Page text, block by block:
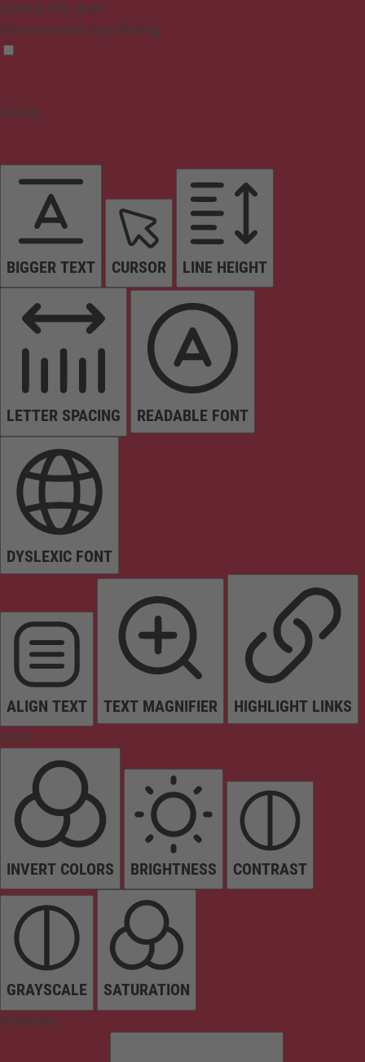
Epilepsy Safe Mode
Dims colors and stops blinking
Content
BIGGER TEXT CURSOR LINE HEIGHT
LETTER SPACING READABLE FONT
DYSLEXIC FONT
ALIGN TEXT TEXT MAGNIFIER HIGHLIGHT LINKS
Colors
INVERT COLORS BRIGHTNESS CONTRAST
GRAYSCALE SATURATION
Orientation